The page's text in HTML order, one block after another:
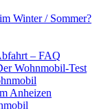
Winter / Sommer?
– FAQ
Wohnmobil-Test
Anheizen